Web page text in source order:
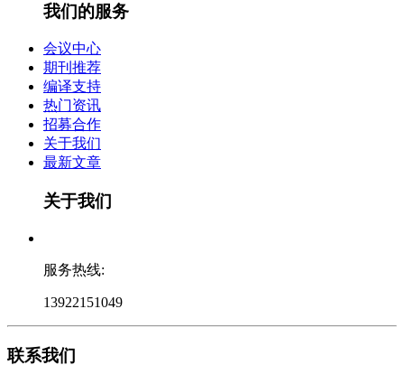
我们的服务
会议中心
期刊推荐
编译支持
热门资讯
招募合作
关于我们
最新文章
关于我们
服务热线:
13922151049
联系我们